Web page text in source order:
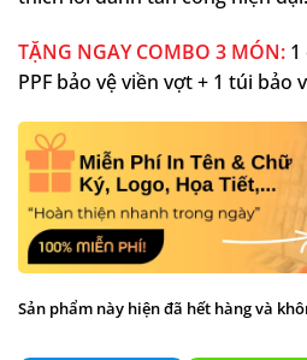
TẶNG NGAY COMBO 3 MÓN: 1
PPF bảo vệ viền vợt + 1 túi bảo
Sản phẩm này hiện đã hết hàng và